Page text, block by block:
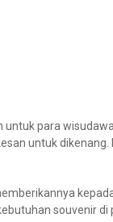
para
untuk
souvenir di